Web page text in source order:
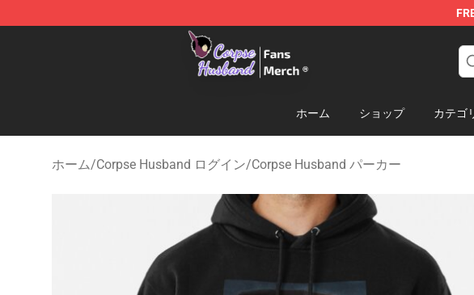
Corpse Husband Store - Official Corpse Husband Merchandise Shop
ホーム ショップ カテゴ
ホーム/Corpse Husband ログイン/Corpse Husband パーカー